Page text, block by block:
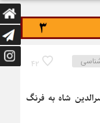
42
شاه به فرنگ